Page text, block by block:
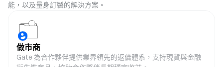
能，以及量身訂製的解決方案。
做市商
Gate 為合作夥伴提供業界領先的返傭體系，支持現貨與金融